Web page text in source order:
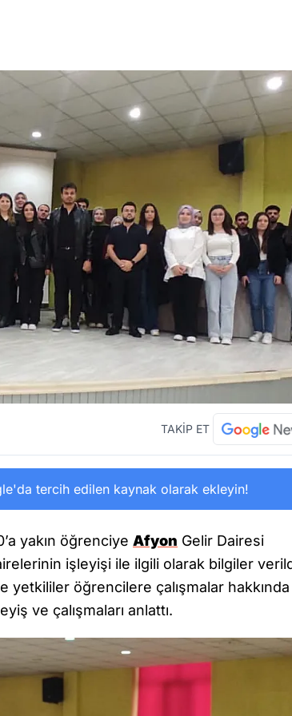
TAKİP ET
tercih edilen kaynak olarak ekleyin!
yakın öğrenciye Afyon Gelir Dairesi
işleyişi ile ilgili olarak bilgiler
öğrencilere çalışmalar hakkında
ve çalışmaları anlattı.